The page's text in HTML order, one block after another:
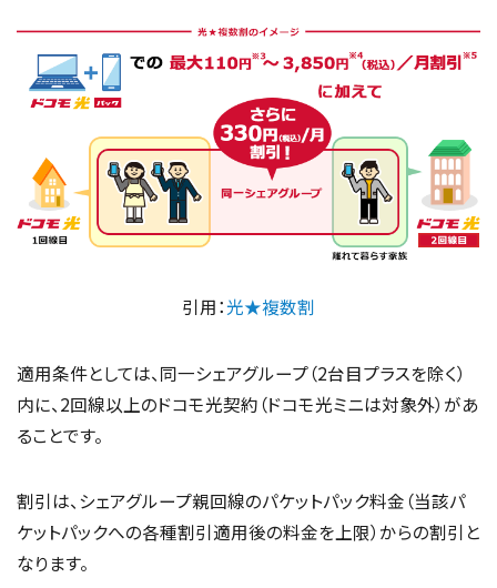
引用：光★複数割
適用条件としては、同一シェアグループ（2台目プラスを除く）
内に、2回線以上のドコモ光契約（ドコモ光ミニは対象外）があ
ることです。
割引は、シェアグループ親回線のパケットパック料金（当該パ
ケットパックへの各種割引適用後の料金を上限）からの割引と
なります。